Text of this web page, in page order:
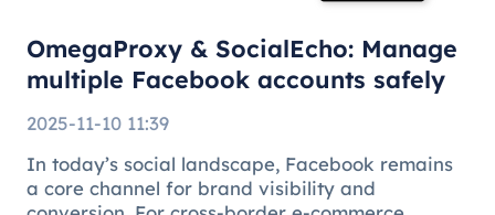
OmegaProxy & SocialEcho: Manage
multiple Facebook accounts safely
2025-11-10 11:39
In today’s social landscape, Facebook remains
a core channel for brand visibility and